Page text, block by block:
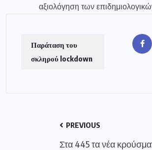
αξιολόγηση των
Παράταση του
σκληρού lockdown
PREVIOUS
Στα 445 τα νέα